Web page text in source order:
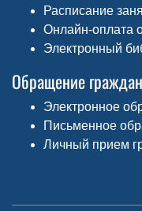
Расписание
Онлайн-оплата
Электронный
Обращение граждан
Электронное
Письменное
Личный прием